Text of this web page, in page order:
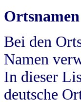
Ortsnamen
Bei den
Namen
In dieser
deutsche